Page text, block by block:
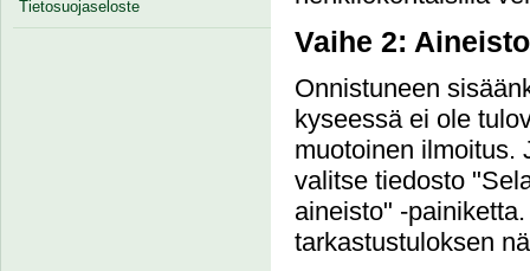
Tietosuojaseloste
Vaihe 2:
Onnistuneen
kyseessä ei ole
muotoinen ilmoitus.
valitse tiedosto
aineisto" -
tarkastustuloksen